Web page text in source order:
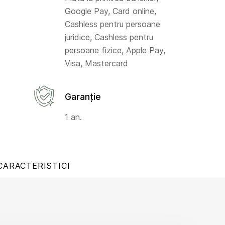
Google Pay, Card online,
Cashless pentru persoane
juridice, Cashless pentru
persoane fizice, Apple Pay,
Visa, Mastercard
Garanție
1 an.